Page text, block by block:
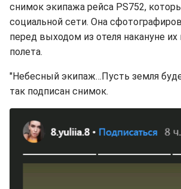
снимок экипажа рейса PS752,
социальной сети. Она
перед выходом из отеля накануне их
полета.
"Небесный экипаж…Пусть земля
так подписан снимок.